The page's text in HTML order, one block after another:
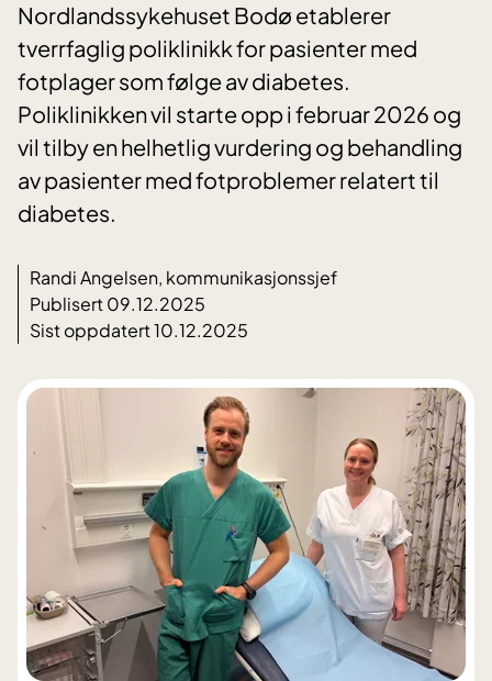
Nordlandssykehuset Bodø etablerer
tverrfaglig poliklinikk for pasienter med
fotplager som følge av diabetes.
Poliklinikken vil starte opp i februar 2026 og
vil tilby en helhetlig vurdering og behandling
av pasienter med fotproblemer relatert til
diabetes.
Randi Angelsen, kommunikasjonssjef
Publisert 09.12.2025
Sist oppdatert 10.12.2025